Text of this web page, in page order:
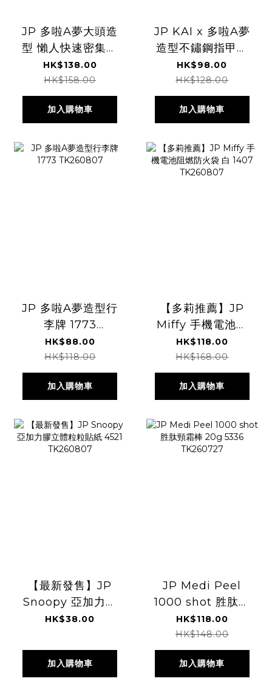
JP 多啦A夢大頭造
型 懶人快速密集式
環保袋 藍 6631
TK260807
HK$138.00
HK$158.00
加入購物車
JP KAI x 多啦A夢
造型不鏽鋼指甲鉗
白 0903
TK260807
HK$98.00
HK$128.00
加入購物車
JP 多啦A夢造型行
李牌 1773
TK260807
HK$88.00
HK$118.00
加入購物車
【多莉推薦】JP
Miffy 手機電池阻
燃防火袋 白 1407
TK260807
HK$118.00
HK$168.00
加入購物車
【最新發售】JP
Snoopy 亞加力膠
立體粒粒貼紙 4521
HK$38.00
加入購物車
JP Medi Peel
1000 shot 胜肽頸
霜棒 20g 5336
TK260727
HK$118.00
HK$148.00
加入購物車